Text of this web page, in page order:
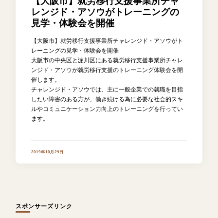
レンジド・アソウがトレーニングの
見学・体験会を開催
【大阪市】就労移行支援事業所チャレンジド・アソウがト
レーニングの見学・体験会を開催
大阪市の中央区と淀川区にある就労移行支援事業所チャレ
ンジド・アソウが就労移行支援のトレーニング体験会を開
催します。
チャレンジド・アソウでは、主に一般企業での就職を目指
したい障害のある方が、働き続ける為に必要な社会的スキ
ルやコミュニケーション力向上のトレーニングを行ってい
ます。
2019年10月29日
スポンサーズリンク